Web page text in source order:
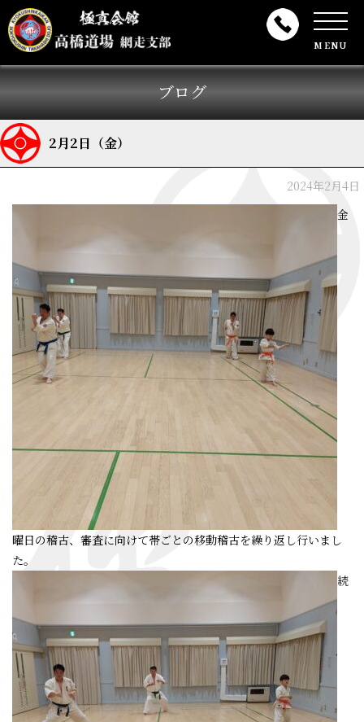
MENU
ブログ
2月2日（金）
2024年2月4日
金
曜日の稽古、審査に向けて帯ごとの移動稽古を繰り返し行いまし
た。
続